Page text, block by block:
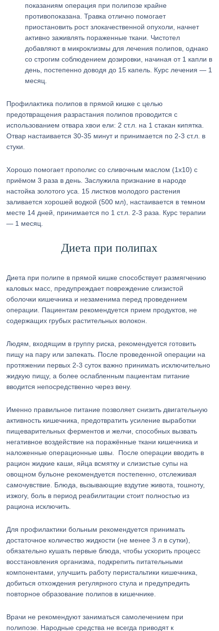
показаниям операция при полипозе крайне
противопоказана. Травка отлично помогает
приостановить рост злокачественной опухоли, начнет
активно заживлять пораженные ткани. Чистотел
добавляют в микроклизмы для лечения полипов, однако
со строгим соблюдением дозировки, начиная от 1 капли в
день, постепенно доводя до 15 капель. Курс лечения — 1
месяц.
Профилактика полипов в прямой кишке с целью
предотвращения разрастания полипов проводится с
использованием отвара хвои ели: 2 ст.л. на 1 стакан кипятка.
Отвар настаивается 30-35 минут и принимается по 2-3 ст.л. в
стуки.
Хорошо помогает прополис со сливочным маслом (1х10) с
приёмом 3 раза в день. Заслужила признание в народе
настойка золотого уса. 15 листков молодого растения
заливается хорошей водкой (500 мл), настаивается в темном
месте 14 дней, принимается по 1 ст.л. 2-3 раза. Курс терапии
— 1 месяц.
Диета при полипах
Диета при полипе в прямой кишке способствует размягчению
каловых масс, предупреждает повреждение слизистой
оболочки кишечника и незаменима перед проведением
операции. Пациентам рекомендуется прием продуктов, не
содержащих грубых растительных волокон.
Людям, входящим в группу риска, рекомендуется готовить
пищу на пару или запекать. После проведенной операции на
протяжении первых 2-3 суток важно принимать исключительно
жидкую пищу, а более ослабленным пациентам питание
вводится непосредственно через вену.
Именно правильное питание позволяет снизить двигательную
активность кишечника, предотвратить усиление выработки
пищеварительных ферментов и желчи, способных вызвать
негативное воздействие на поражённые ткани кишечника и
наложенные операционные швы. После операции вводить в
рацион жидкие каши, яйца всмятку и слизистые супы на
овощном бульоне рекомендуется постепенно, отслеживая
самочувствие. Блюда, вызывающие вздутие живота, тошноту,
изжогу, боль в период реабилитации стоит полностью из
рациона исключить.
Для профилактики больным рекомендуется принимать
достаточное количество жидкости (не менее 3 л в сутки),
обязательно кушать первые блюда, чтобы ускорить процесс
восстановления организма, подкрепить питательными
компонентами, улучшить работу перистальтики кишечника,
добиться отхождения регулярного стула и предупредить
повторное образование полипов в кишечнике.
Врачи не рекомендуют заниматься самолечением при
полипозе. Народные средства не всегда приводят к